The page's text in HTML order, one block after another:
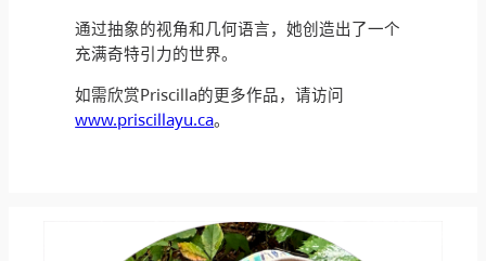
通过抽象的视角和几何语言，她创造出了一个
充满奇特引力的世界。
如需欣赏Priscilla的更多作品，请访问
www.priscillayu.ca。